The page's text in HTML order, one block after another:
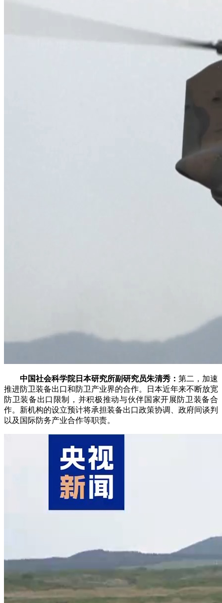
中国社会科学院日本研究所副研究员朱清秀： 第二，加速
推进防卫装备出口和防卫产业界的合作。日本近年来不断放宽
防卫装备出口限制，并积极推动与伙伴国家开展防卫装备合
作。新机构的设立预计将承担装备出口政策协调、政府间谈判
以及国际防务产业合作等职责。